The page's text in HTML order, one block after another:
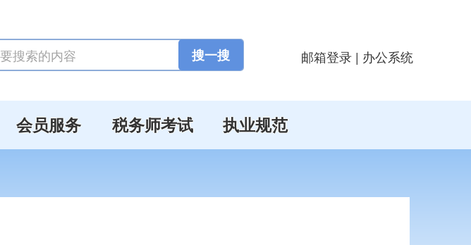
邮箱登录 | 办公系统
会员服务 税务师考试 执业规范